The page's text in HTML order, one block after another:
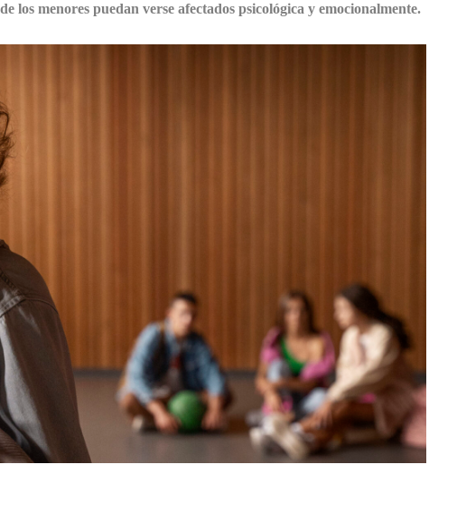
los menores puedan verse afectados psicológica y emocionalmente.